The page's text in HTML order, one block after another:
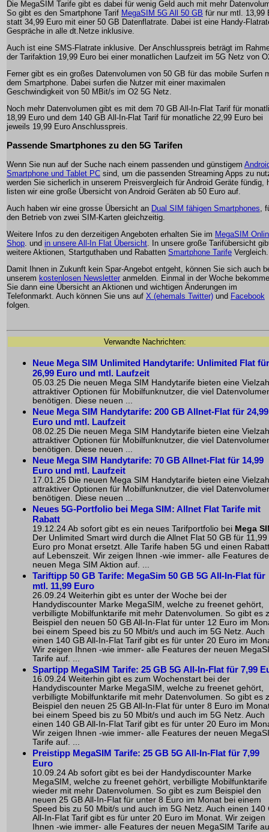
Die MegaSIM Tarife gibt es dabei für wenig Geld auch mit mehr
So gibt es den Smartphone Tarif MegaSIM 5G All 50 GB für nur mtl. 13,99
statt 34,99 Euro mit einer 50 GB Datenflatrate. Dabei ist eine Handy-
Gespräche in alle dt.Netze inklusive.
Auch ist eine SMS-Flatrate inklusive. Der Anschlusspreis beträgt im
der Tarifaktion 19,99 Euro bei einer monatlichen Laufzeit im 5G Netz von
Ferner gibt es ein großes Datenvolumen von 50 GB für das mobile Surfen
dem Smartphone. Dabei surfen die Nutzer mit einer maximalen
Geschwindigkeit von 50 MBit/s im O2 5G Netz.
Noch mehr Datenvolumen gibt es mit dem 70 GB All-In-Flat Tarif für
18,99 Euro und dem 140 GB All-In-Flat Tarif für monatliche 22,99 Euro bei
jeweils 19,99 Euro Anschlusspreis.
Passende Smartphones zu den 5G Tarifen
Wenn Sie nun auf der Suche nach einem passenden und günstigem
Smartphone und Tablet PC sind, um die passenden Streaming Apps zu
werden Sie sicherlich in unserem Preisvergleich für Android Geräte fündig,
listen wir eine große Übersicht von Android Geräten ab 50 Euro auf.
Auch haben wir eine grosse Übersicht an Dual SIM fähigen Smartphones ,
den Betrieb von zwei SIM-Karten gleichzeitig.
Weitere Infos zu den derzeitigen Angeboten erhalten Sie im MegaSIM
Shop . und in unsere All-In Flat Übersicht . In unsere große Tarifübersicht
weitere Aktionen, Startguthaben und Rabatten Smartphone Tarife Vergleich.
Damit Ihnen in Zukunft kein Spar-Angebot entgeht, können Sie sich auch
unserem kostenlosen Newsletter anmelden. Einmal in der Woche
Sie dann eine Übersicht an Aktionen und wichtigen Änderungen im
Telefonmarkt. Auch können Sie uns auf X (ehemals Twitter) und Facebook
folgen.
Verwandte Nachrichten:
Neue Mega SIM Unlimited Handytarife: Unlimited Flat für
26,99 Euro und mtl. Laufzeit
05.03.25 Die neuen Mega SIM Handytarife bieten eine
attraktiver Optionen für Mobilfunknutzer, die viel
benötigen. Diese neuen ...
Neue Mega SIM Handytarife: 200 GB Allnet-Flat für 24,99
Euro und mtl. Laufzeit
08.02.25 Die neuen Mega SIM Handytarife bieten eine
attraktiver Optionen für Mobilfunknutzer, die viel
benötigen. Diese neuen ...
Neue Mega SIM Handytarife: 70 GB Allnet-Flat für 14,99
Euro und mtl. Laufzeit
17.01.25 Die neuen Mega SIM Handytarife bieten eine
attraktiver Optionen für Mobilfunknutzer, die viel
benötigen. Diese neuen ...
Neues 5G-Portfolio bei Mega SIM: Allnet Flat Tarife mit
Rabatt
19.12.24 Ab sofort gibt es ein neues Tarifportfolio bei Mega
Der Unlimited Smart wird durch die Allnet Flat 50 GB für 11,99
Euro pro Monat ersetzt. Alle Tarife haben 5G und einen Rabatt
auf Lebenszeit. Wir zeigen Ihnen -wie immer- alle Features
neuen Mega SIM Aktion auf. ...
Tariftipp 50 GB Tarife: MegaSim 50 GB 5G All-In-Flat für
mtl. 11,99 Euro
26.09.24 Weiterhin gibt es unter der Woche bei der
Handydiscounter Marke MegaSIM, welche zu freenet gehört,
verbilligte Mobilfunktarife mit mehr Datenvolumen. So gibt es
Beispiel den neuen 50 GB All-In-Flat für unter 12 Euro im
bei einem Speed bis zu 50 Mbit/s und auch im 5G Netz. Auch
einen 140 GB All-In-Flat Tarif gibt es für unter 20 Euro im
Wir zeigen Ihnen -wie immer- alle Features der neuen
Tarife auf. ...
Spartipp MegaSIM Tarife: 25 GB 5G All-In-Flat für 7,99
16.09.24 Weiterhin gibt es zum Wochenstart bei der
Handydiscounter Marke MegaSIM, welche zu freenet gehört,
verbilligte Mobilfunktarife mit mehr Datenvolumen. So gibt es
Beispiel den neuen 25 GB All-In-Flat für unter 8 Euro im
bei einem Speed bis zu 50 Mbit/s und auch im 5G Netz. Auch
einen 140 GB All-In-Flat Tarif gibt es für unter 20 Euro im
Wir zeigen Ihnen -wie immer- alle Features der neuen
Tarife auf. ...
Preistipp MegaSIM Tarife: 25 GB 5G All-In-Flat für 7,99
Euro
10.09.24 Ab sofort gibt es bei der Handydiscounter Marke
MegaSIM, welche zu freenet gehört, verbilligte Mobilfunktarife
wieder mit mehr Datenvolumen. So gibt es zum Beispiel den
neuen 25 GB All-In-Flat für unter 8 Euro im Monat bei einem
Speed bis zu 50 Mbit/s und auch im 5G Netz. Auch einen 140
All-In-Flat Tarif gibt es für unter 20 Euro im Monat. Wir zeigen
Ihnen -wie immer- alle Features der neuen MegaSIM Tarife